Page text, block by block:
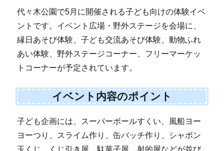
代々木公園で5月に開催される子ども向けの体験イベ
ントです。イベント広場・野外ステージを会場に、
縁日あそび体験、子ども交流あそび体験、動物ふれ
あい体験、野外ステージコーナー、フリーマーケッ
トコーナーが予定されています。
イベント内容のポイント
子ども企画には、スーパーボールすくい、風船ヨー
ヨーつり、スライム作り、缶バッチ作り、シャボン
玉くじ、くじ引き屋、駄菓子屋、射的屋などが並び